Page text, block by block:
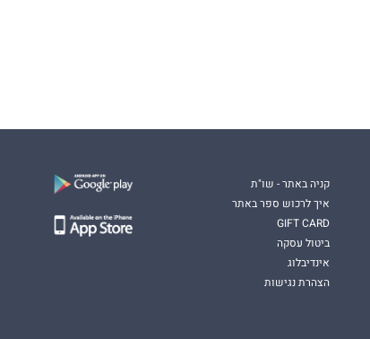
קניה באתר - שו"ת
איך לרכוש ספר באתר
GIFT CARD
ביטול עסקה
אינדיבלוג
הצהרת נגישות